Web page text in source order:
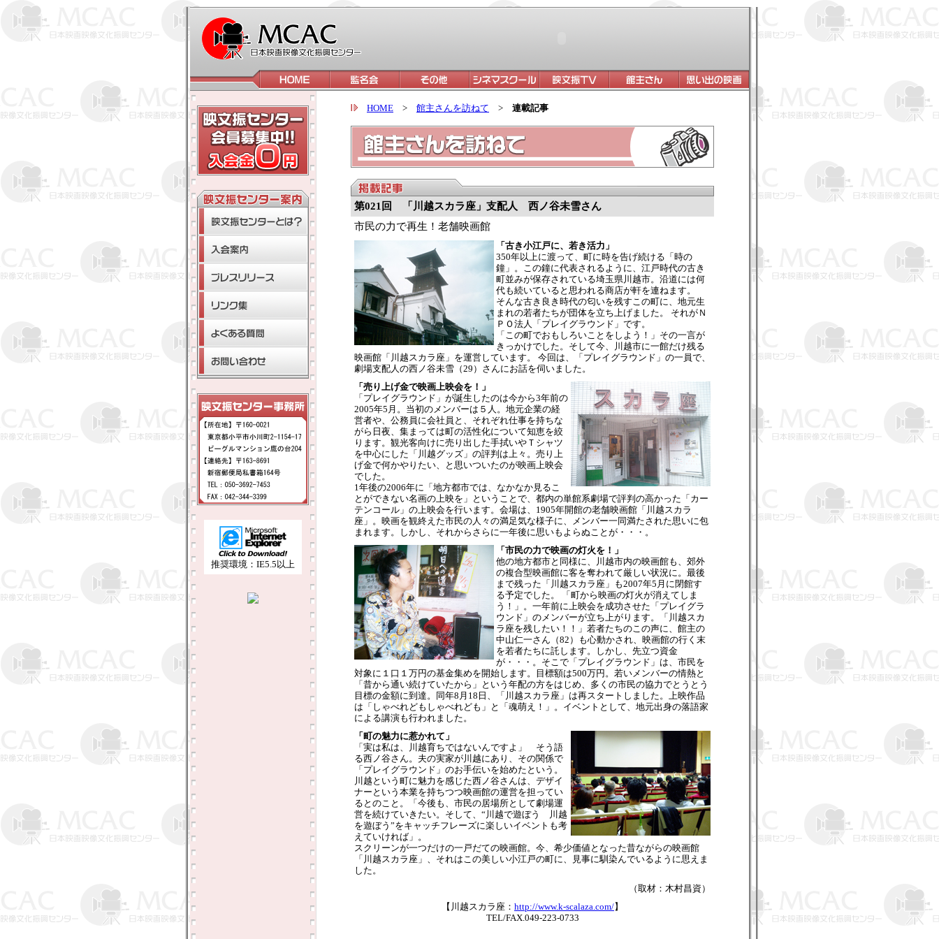
推奨環境：IE5.5以上
HOME > 館主さんを訪ねて > 連載記事
第021回 「川越スカラ座」支配人 西ノ谷未雪さん
市民の力で再生！老舗映画館
「古き小江戸に、若き活力」
350年以上に渡って、町に時を告げ続ける「時の
鐘」。この鐘に代表されるように、江戸時代の古き
町並みが保存されている埼玉県川越市。沿道には何
代も続いていると思われる商店が軒を連ねます。
そんな古き良き時代の匂いを残すこの町に、地元生
まれの若者たちが団体を立ち上げました。 それがＮ
ＰＯ法人「プレイグラウンド」です。
「この町でおもしろいことをしよう！」その一言が
きっかけでした。そして今、川越市に一館だけ残る
映画館「川越スカラ座」を運営しています。 今回は、「プレイグラウンド」の一員で、
劇場支配人の西ノ谷未雪（29）さんにお話を伺いました。
「売り上げ金で映画上映会を！」
「プレイグラウンド」が誕生したのは今から3年前の
2005年5月。当初のメンバーは５人。地元企業の経
営者や、公務員に会社員と、それぞれ仕事を持ちな
がら日夜、集まっては町の活性化について知恵を絞
ります。観光客向けに売り出した手拭いやＴシャツ
を中心にした「川越グッズ」の評判は上々。売り上
げ金で何かやりたい、と思いついたのが映画上映会
でした。
1年後の2006年に「地方都市では、なかなか見るこ
とができない名画の上映を」ということで、都内の単館系劇場で評判の高かった「カー
テンコール」の上映会を行います。会場は、1905年開館の老舗映画館「川越スカラ
座」。映画を観終えた市民の人々の満足気な様子に、メンバー一同満たされた思いに包
まれます。しかし、それからさらに一年後に思いもよらぬことが・・・。
「市民の力で映画の灯火を！」
他の地方都市と同様に、川越市内の映画館も、郊外
の複合型映画館に客を奪われて厳しい状況に。最後
まで残った「川越スカラ座」も2007年5月に閉館す
る予定でした。 「町から映画の灯火が消えてしま
う！」。一年前に上映会を成功させた「プレイグラ
ウンド」のメンバーが立ち上がります。「川越スカ
ラ座を残したい！！」若者たちのこの声に、館主の
中山仁一さん（82）も心動かされ、映画館の行く末
を若者たちに託します。しかし、先立つ資金
が・・・。そこで「プレイグラウンド」は、市民を
対象に１口１万円の基金集めを開始します。目標額は500万円。若いメンバーの情熱と
「昔から通い続けていたから」という年配の方をはじめ、多くの市民の協力でとうとう
目標の金額に到達。同年8月18日、「川越スカラ座」は再スタートしました。上映作品
は「しゃべれどもしゃべれども」と「魂萌え！」。イベントとして、地元出身の落語家
による講演も行われました。
「町の魅力に惹かれて」
「実は私は、川越育ちではないんですよ」 そう語
る西ノ谷さん。夫の実家が川越にあり、その関係で
「プレイグラウンド」のお手伝いを始めたという。
川越という町に魅力を感じた西ノ谷さんは、デザイ
ナーという本業を持ちつつ映画館の運営を担ってい
るとのこと。「今後も、市民の居場所として劇場運
営を続けていきたい。そして、“川越で遊ぼう 川越
を遊ぼう”をキャッチフレーズに楽しいイベントも考
えていければ」。
スクリーンが一つだけの一戸だての映画館。今、希少価値となった昔ながらの映画館
「川越スカラ座」、それはこの美しい小江戸の町に、見事に馴染んでいるように思えま
した。
（取材：木村昌資）
【川越スカラ座： http://www.k-scalaza.com/】
TEL/FAX.049-223-0733